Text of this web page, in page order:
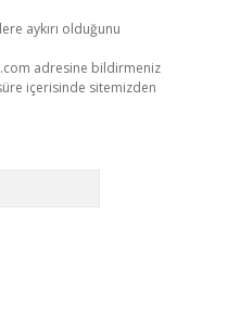
aykırı olduğunu
adresine bildirmeniz
içerisinde sitemizden